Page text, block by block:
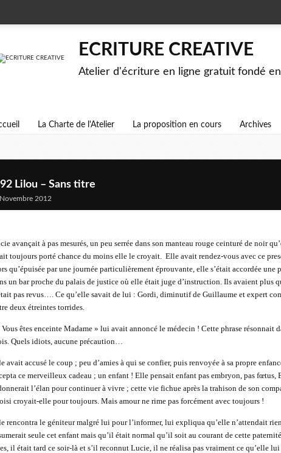
ECRITURE CREATIVE
Atelier d'écriture en ligne gratuit fondé
La Charte de l'Atelier La proposition en cours Archives
Lilou – Sans titre
2012
avançait à pas mesurés, un peu serrée dans son manteau rouge ceinturé de noir
toujours porté chance du moins elle le croyait. Elle avait rendez-vous avec ce
qu’épuisée par une journée particulièrement éprouvante, elle s’était accordée une
un bar proche du palais de justice où elle était juge d’instruction. Ils avaient plus
pas revus…. Ce qu’elle savait de lui : Gordi, diminutif de Guillaume et expert
deux étreintes torrides.
Vous êtes enceinte Madame » lui avait annoncé le médecin ! Cette phrase résonnait
Quels idiots, aucune précaution…
avait accusé le coup ; peu d’amies à qui se confier, puis renvoyée à sa propre
ce merveilleux cadeau ; un enfant ! Elle pensait enfant pas embryon, pas fœtus,
l’élan pour continuer à vivre ; cette vie fichue après la trahison de son
croyait-elle pour toujours. Mais amour ne rime pas forcément avec toujours !
rencontra le géniteur malgré lui pour l’informer, lui expliqua qu’elle n’attendait
seule cet enfant mais qu’il était normal qu’il soit au courant de cette
il était tard ce soir-là et s’il reconnut Lucie, il ne réalisa pas vraiment ce qu’elle